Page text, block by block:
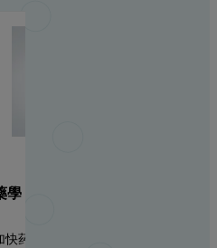
學
快药品上市速度的物理化学见解